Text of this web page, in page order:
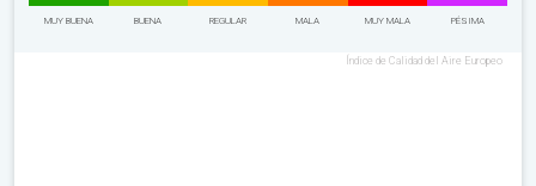
MUY BUENA BUENA REGULAR MALA MUY MALA PÉSIMA
Índice de Calidad del Aire Europeo